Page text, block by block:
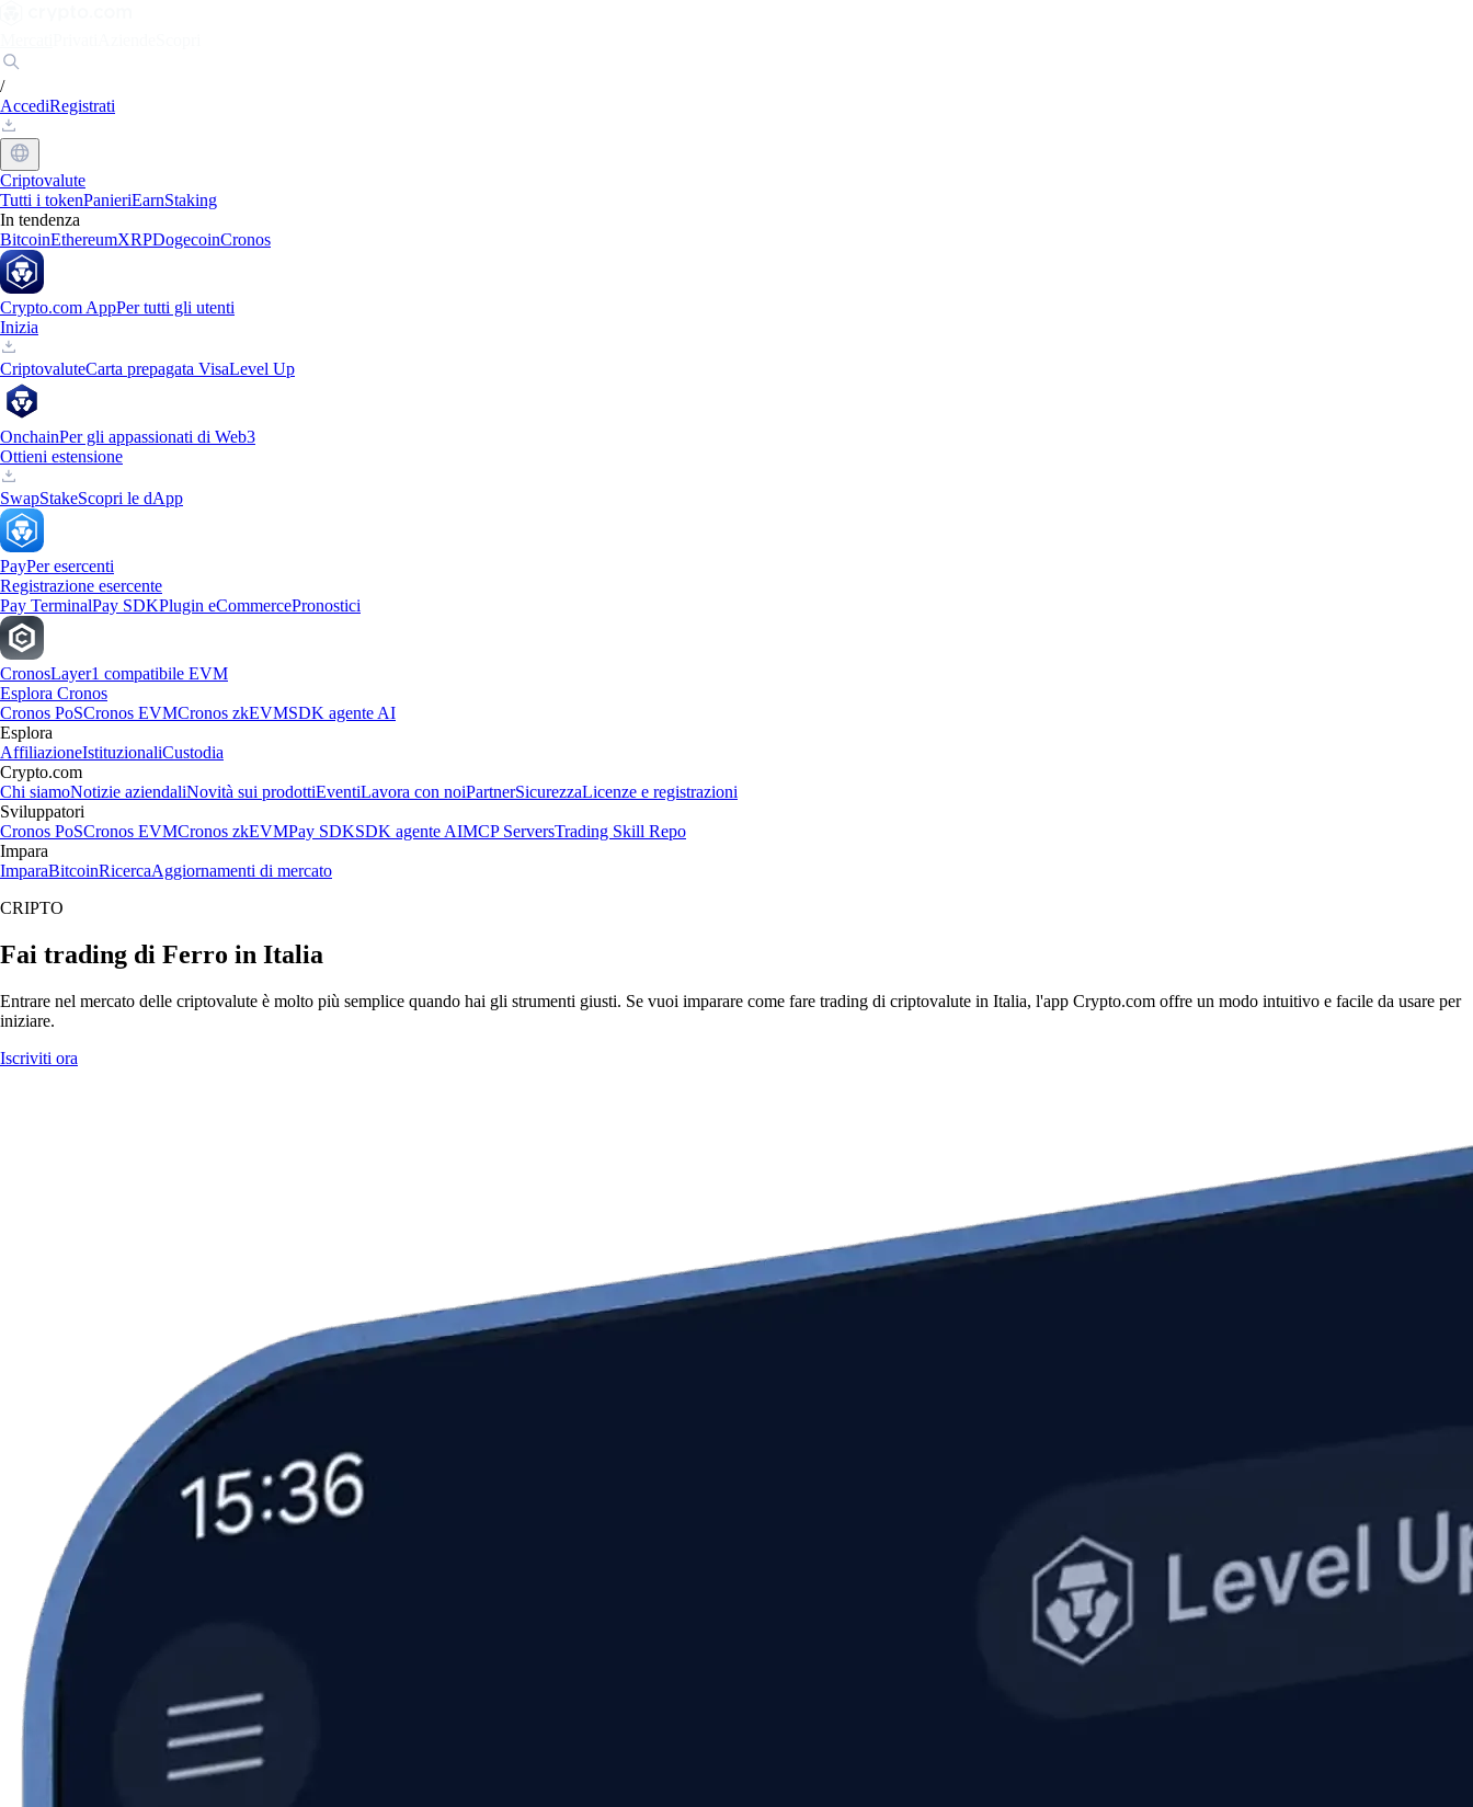
/
AccediRegistrati
Criptovalute
Tutti i tokenPanieriEarnStaking
In tendenza
BitcoinEthereumXRPDogecoinCronos
Crypto.com AppPer tutti gli utenti
Inizia
CriptovaluteCarta prepagata VisaLevel Up
OnchainPer gli appassionati di Web3
Ottieni estensione
SwapStakeScopri le dApp
PayPer esercenti
Registrazione esercente
Pay TerminalPay SDKPlugin eCommercePronostici
CronosLayer1 compatibile EVM
Esplora Cronos
Cronos PoSCronos EVMCronos zkEVMSDK agente AI
Esplora
AffiliazioneIstituzionaliCustodia
Crypto.com
Chi siamoNotizie aziendaliNovità sui prodottiEventiLavora con noiPartnerSicurezzaLicenze e registrazioni
Sviluppatori
Cronos PoSCronos EVMCronos zkEVMPay SDKSDK agente AIMCP ServersTrading Skill Repo
Impara
ImparaBitcoinRicercaAggiornamenti di mercato
CRIPTO
Fai trading di Ferro in Italia
Entrare nel mercato delle criptovalute è molto più semplice quando hai gli strumenti giusti. Se vuoi imparare come fare trading di criptovalute in Italia, l'app Crypto.com offre un modo intuitivo e facile da usare per
iniziare.
Iscriviti ora